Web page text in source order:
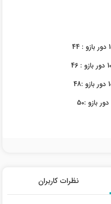
نظرات کاربران